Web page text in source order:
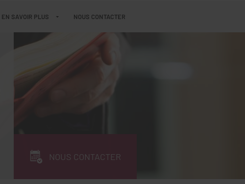
NOUS CONTACTER
EN SAVOIR PLUS NOUS CONTACTER